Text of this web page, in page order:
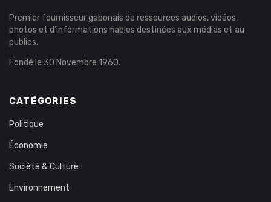
Premier fournisseur gabonais de ressources audios, vidéos,
photos et d’informations fiables destinées aux médias et au
publics.
Fondé le 30 Novembre 1960.
CATÉGORIES
Politique
Économie
Société & Culture
Environnement